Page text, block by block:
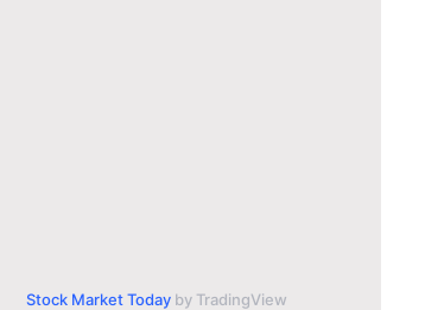
Stock Market Today by TradingView